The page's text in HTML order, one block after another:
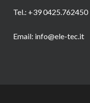
Tel.: +39 0425.762450
Email: info@ele-tec.it